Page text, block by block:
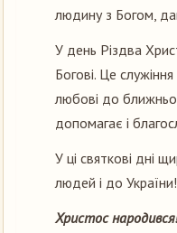
людину з Богом,
У день Різдва
Богові. Це
любові до
допомагає і
У ці святкові дні
людей і до
Христос